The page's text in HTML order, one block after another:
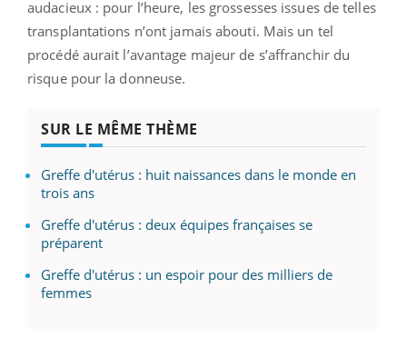
audacieux : pour l’heure, les grossesses issues de telles
transplantations n’ont jamais abouti. Mais un tel
procédé aurait l’avantage majeur de s’affranchir du
risque pour la donneuse.
SUR LE MÊME THÈME
Greffe d'utérus : huit naissances dans le monde en
trois ans
Greffe d'utérus : deux équipes françaises se
préparent
Greffe d'utérus : un espoir pour des milliers de
femmes